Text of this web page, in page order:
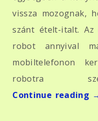
vissza mozognak,
szánt ételt-italt. Az
robot annyival
mobiltelefonon
robotra
Continue reading